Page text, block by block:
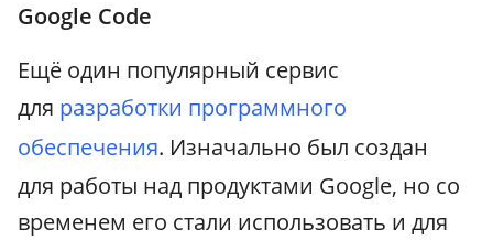
Google Code
Ещё один популярный сервис
для разработки программного
обеспечения. Изначально был создан
для работы над продуктами Google, но со
временем его стали использовать и для